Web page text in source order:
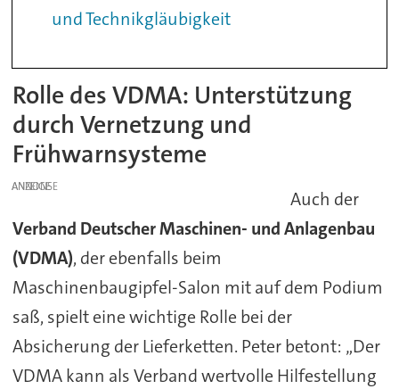
und Technikgläubigkeit
Rolle des VDMA: Unterstützung
durch Vernetzung und
Frühwarnsysteme
ANZEIGE
Auch der
Verband Deutscher Maschinen- und Anlagenbau
(VDMA), der ebenfalls beim
Maschinenbaugipfel-Salon mit auf dem Podium
saß, spielt eine wichtige Rolle bei der
Absicherung der Lieferketten. Peter betont: „Der
VDMA kann als Verband wertvolle Hilfestellung